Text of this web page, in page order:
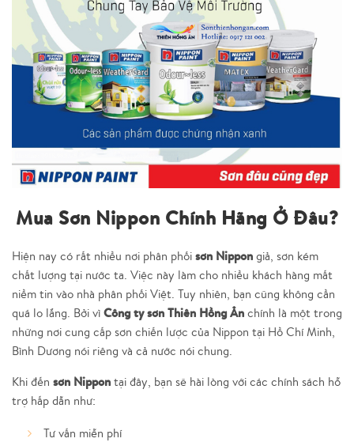
Mua Sơn Nippon Chính Hãng Ở Đâu?
Hiện nay có rất nhiều nơi phân phối sơn Nippon giả, sơn kém
chất lượng tại nước ta. Việc này làm cho nhiều khách hàng mất
niềm tin vào nhà phân phối Việt. Tuy nhiên, bạn cũng không cần
quá lo lắng. Bởi vì Công ty sơn Thiên Hồng Ân chính là một trong
những nơi cung cấp sơn chiến lược của Nippon tại Hồ Chí Minh,
Bình Dương nói riêng và cả nước nói chung.
Khi đến sơn Nippon tại đây, bạn sẽ hài lòng với các chính sách hỗ
trợ hấp dẫn như:
Tư vấn miễn phí